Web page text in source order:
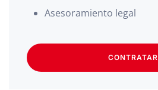
Asesoramiento legal
CONTRATAR